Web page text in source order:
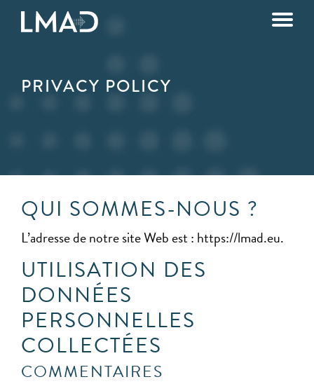
PRIVACY POLICY
QUI SOMMES-NOUS ?
L’adresse de notre site Web est : https://lmad.eu.
UTILISATION DES
DONNÉES
PERSONNELLES
COLLECTÉES
COMMENTAIRES